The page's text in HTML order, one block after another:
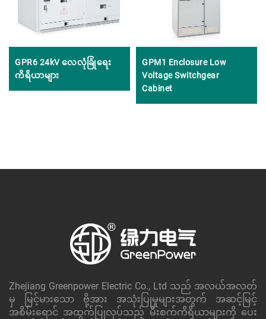
GPR6 24kV လေလုံခြုံရေး
ကိရိယာများ
GPM1 Enclosure Low
Voltage Switchgear
Cabinet
Zhejiang Greenpower Electric Co., Ltd သည် အလယ်အလတ်
မှ မြင့်မားသော ဗို့အား အသုံးပြုမှုများအတွက် အဆင့်မြင့်
အစိမ်းရောင် အထွက်ပြုလုပ်သည့် မီးစက်ကိရိယာများကို ပေး